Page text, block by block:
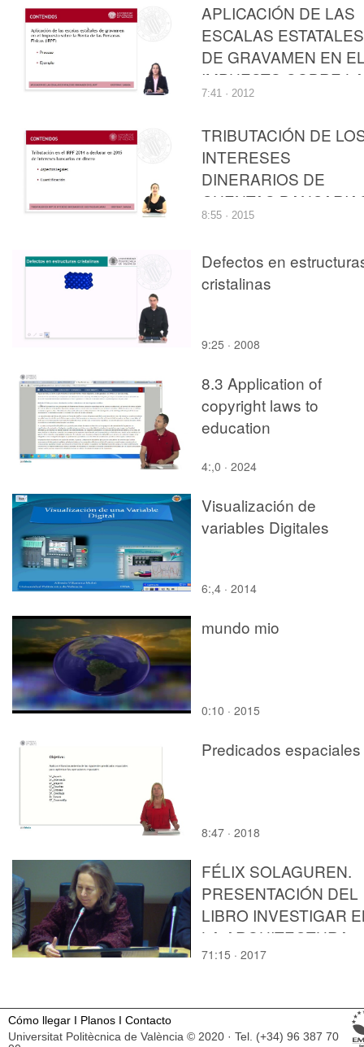
APLICACIÓN DE LAS
ESCALAS ESTATALES
DE GRAVAMEN EN
IMPUESTO SOBRE LA
RENTA DE LAS
PERSONAS FÍSICAS
7:41 · 2012
TRIBUTACIÓN DE
INTERESES
DINERARIOS DE
CUENTAS
EN EL IMPUESTO
LAS PERSONAS
FÍSICAS
8:55 · 2015
Defectos en
cristalinas
9:25 · 2008
8.3 Application of
copyright laws to
education
4:,0 · 2024
Visualización de
variables Digitales
6:,4 · 2014
mundo mio
0:10 · 2015
Predicados espaciales
8:47 · 2018
FÉLIX SOLAGUREN.
PRESENTACIÓN DEL
LIBRO INVESTIGAR
LA ARQUITECTURA.
71:15 · 2017
Cómo llegar I Planos I Contacto
Universitat Politècnica de València © 2020 · Tel. (+34) 96 387 70